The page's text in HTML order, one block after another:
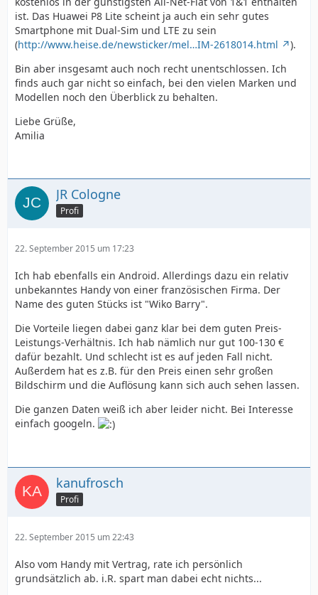
ist. Das Huawei P8 Lite scheint ja auch ein sehr gutes
Smartphone mit Dual-Sim und LTE zu sein
(http://www.heise.de/newsticker/mel…IM-2618014.html
).
Bin aber insgesamt auch noch recht unentschlossen. Ich
finds auch gar nicht so einfach, bei den vielen Marken und
Modellen noch den Überblick zu behalten.
Liebe Grüße,
Amilia
JR Cologne
Profi
22. September 2015 um 17:23
Ich hab ebenfalls ein Android. Allerdings dazu ein relativ
unbekanntes Handy von einer französischen Firma. Der
Name des guten Stücks ist "Wiko Barry".
Die Vorteile liegen dabei ganz klar bei dem guten Preis-
Leistungs-Verhältnis. Ich hab nämlich nur gut 100-130 €
dafür bezahlt. Und schlecht ist es auf jeden Fall nicht.
Außerdem hat es z.B. für den Preis einen sehr großen
Bildschirm und die Auflösung kann sich auch sehen lassen.
Die ganzen Daten weiß ich aber leider nicht. Bei Interesse
einfach googeln.
kanufrosch
Profi
22. September 2015 um 22:43
Also vom Handy mit Vertrag, rate ich persönlich
grundsätzlich ab. i.R. spart man dabei echt nichts...